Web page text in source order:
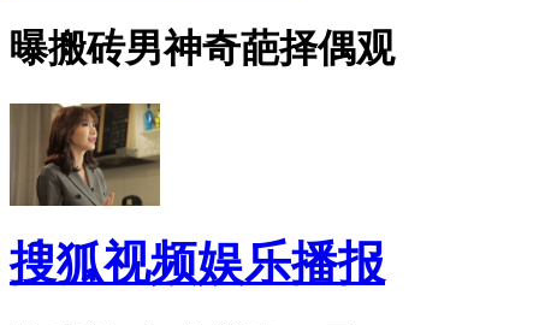
曝搬砖男神奇葩择偶观
搜狐视频娱乐播报